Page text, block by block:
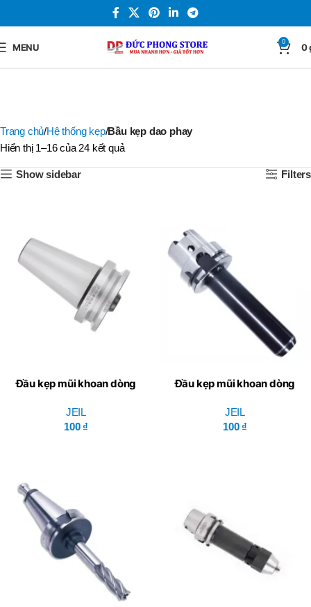
MENU 0 0
Trang chủ Hệ thống kẹp Bầu kẹp dao phay
Hiển thị 1–16 của 24 kết quả
Show sidebar Filters
Đầu kẹp mũi khoan dòng
JEIL
100 ₫
Đầu kẹp mũi khoan dòng
JEIL
100 ₫